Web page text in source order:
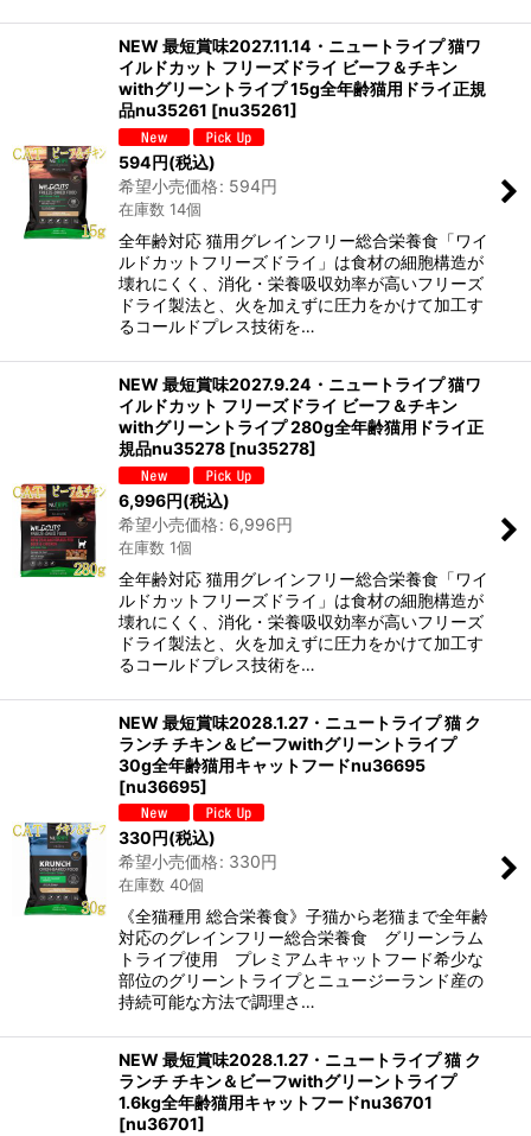
NEW 最短賞味2027.11.14・ニュートライプ 猫ワ
イルドカット フリーズドライ ビーフ＆チキン
withグリーントライプ 15g全年齢猫用ドライ正規
品nu35261 [nu35261]
594円(税込)
希望小売価格: 594円
在庫数 14個
全年齢対応 猫用グレインフリー総合栄養食「ワイ
ルドカットフリーズドライ」は食材の細胞構造が
壊れにくく、消化・栄養吸収効率が高いフリーズ
ドライ製法と、火を加えずに圧力をかけて加工す
るコールドプレス技術を…
NEW 最短賞味2027.9.24・ニュートライプ 猫ワ
イルドカット フリーズドライ ビーフ＆チキン
withグリーントライプ 280g全年齢猫用ドライ正
規品nu35278 [nu35278]
6,996円(税込)
希望小売価格: 6,996円
在庫数 1個
全年齢対応 猫用グレインフリー総合栄養食「ワイ
ルドカットフリーズドライ」は食材の細胞構造が
壊れにくく、消化・栄養吸収効率が高いフリーズ
ドライ製法と、火を加えずに圧力をかけて加工す
るコールドプレス技術を…
NEW 最短賞味2028.1.27・ニュートライプ 猫 ク
ランチ チキン＆ビーフwithグリーントライプ
30g全年齢猫用キャットフードnu36695
[nu36695]
330 円(税込)
希望小売価格: 330円
在庫数 40個
《全猫種用 総合栄養食》子猫から老猫まで全年齢
対応のグレインフリー総合栄養食 グリーンラム
トライプ使用 プレミアムキャットフード希少な
部位のグリーントライプとニュージーランド産の
持続可能な方法で調理さ…
NEW 最短賞味2028.1.27・ニュートライプ 猫 ク
ランチ チキン＆ビーフwithグリーントライプ
1.6kg全年齢猫用キャットフードnu36701
[nu36701]